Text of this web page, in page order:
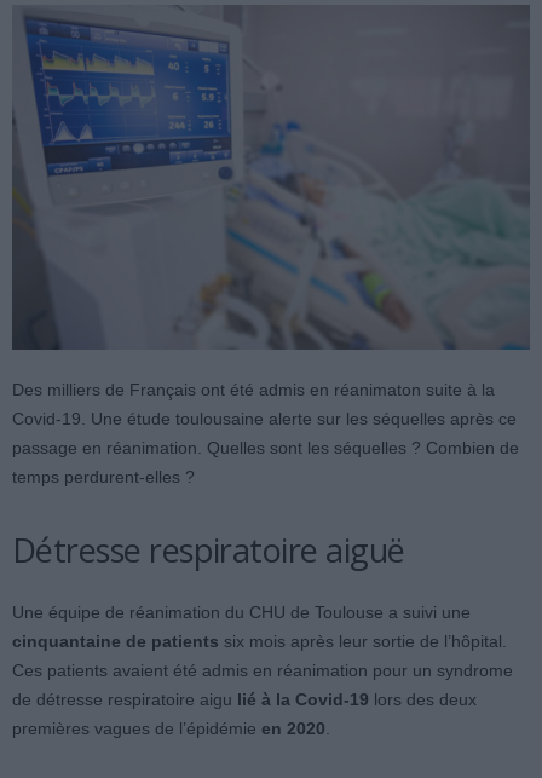
Des milliers de Français ont été admis en réanimaton suite à la
Covid-19. Une étude toulousaine alerte sur les séquelles après ce
passage en réanimation. Quelles sont les séquelles ? Combien de
temps perdurent-elles ?
Détresse respiratoire aiguë
Une équipe de réanimation du CHU de Toulouse a suivi une
cinquantaine de patients six mois après leur sortie de l’hôpital.
Ces patients avaient été admis en réanimation pour un syndrome
de détresse respiratoire aigu lié à la Covid-19 lors des deux
premières vagues de l’épidémie en 2020.